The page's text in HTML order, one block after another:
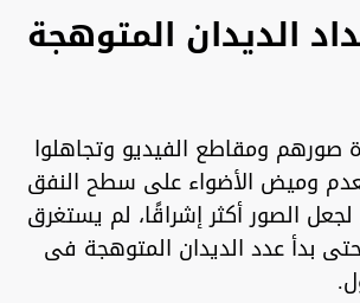
الديدان المتوهجة
صورهم ومقاطع الفيديو وتجاهلوا
بعدم وميض الأضواء على سطح النفق
الصور أكثر إشراقًا، لم يستغرق
حتى بدأ عدد الديدان المتوهجة فى